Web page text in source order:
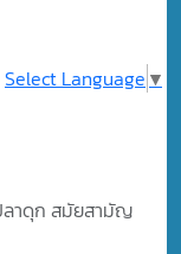
Select Language ▼
ลาดุก สมัยสามัญ